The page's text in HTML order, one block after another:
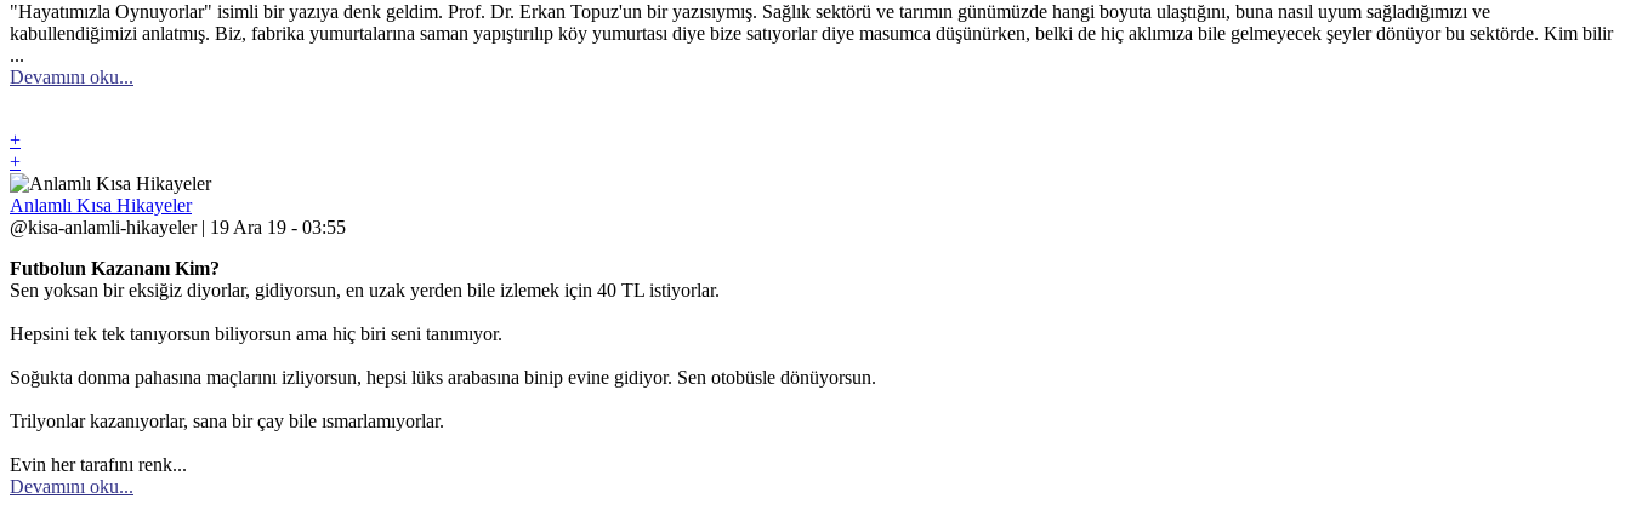
"Hayatımızla Oynuyorlar" isimli bir yazıya denk geldim. Prof. Dr. Erkan Topuz'un bir yazısıymış. Sağlık sektörü ve tarımın günümüzde hangi boyuta ulaştığını, buna nasıl uyum sağladığımızı ve
kabullendiğimizi anlatmış. Biz, fabrika yumurtalarına saman yapıştırılıp köy yumurtası diye bize satıyorlar diye masumca düşünürken, belki de hiç aklımıza bile gelmeyecek şeyler dönüyor bu sektörde. Kim bilir
...
Devamını oku...
+
+
Anlamlı Kısa Hikayeler
@kisa-anlamli-hikayeler | 19 Ara 19 - 03:55
Futbolun Kazananı Kim?
Sen yoksan bir eksiğiz diyorlar, gidiyorsun, en uzak yerden bile izlemek için 40 TL istiyorlar.
Hepsini tek tek tanıyorsun biliyorsun ama hiç biri seni tanımıyor.
Soğukta donma pahasına maçlarını izliyorsun, hepsi lüks arabasına binip evine gidiyor. Sen otobüsle dönüyorsun.
Trilyonlar kazanıyorlar, sana bir çay bile ısmarlamıyorlar.
Evin her tarafını renk...
Devamını oku...